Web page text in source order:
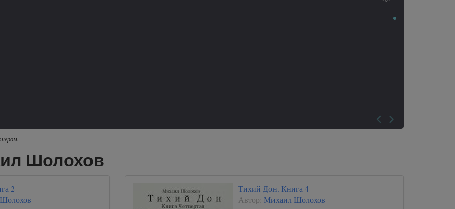
Шолохов
2
Тихий Дон. Книга 4
Автор: Михаил Шолохов